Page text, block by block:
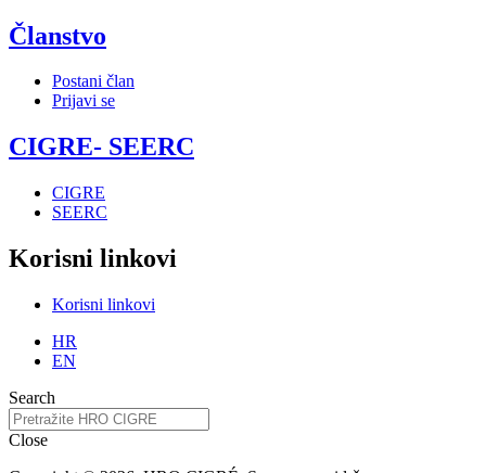
Članstvo
Postani član
Prijavi se
CIGRE- SEERC
CIGRE
SEERC
Korisni linkovi
Korisni linkovi
HR
EN
Search
Close